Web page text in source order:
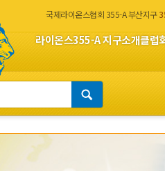
국제라이온스협회 355-A 부산지구
라이온스355-A 지구소개클럽